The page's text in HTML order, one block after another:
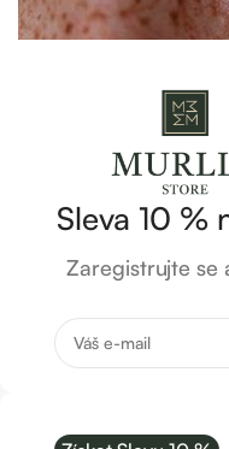
Sleva 10 %
Zaregistrujte se
Oční linka černá,